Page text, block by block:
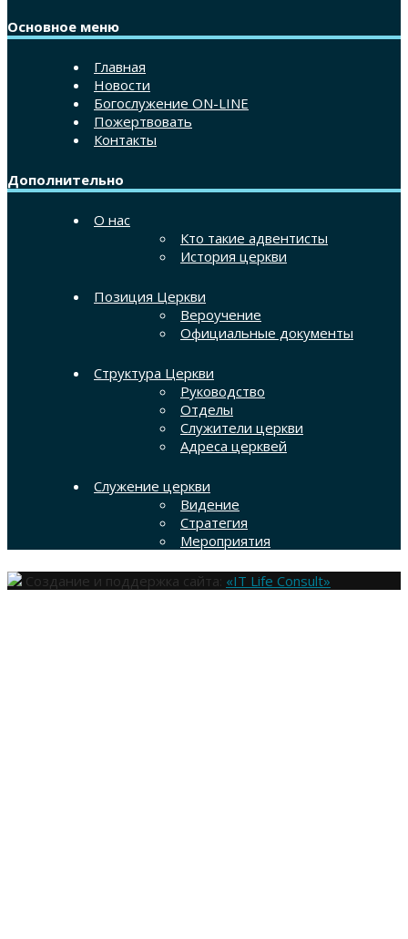
Основное меню
Главная
Новости
Богослужение ON-LINE
Пожертвовать
Контакты
Дополнительно
О нас
Кто такие адвентисты
История церкви
Позиция Церкви
Вероучение
Официальные документы
Структура Церкви
Руководство
Отделы
Служители церкви
Адреса церквей
Служение церкви
Видение
Стратегия
Мероприятия
Создание и поддержка сайта: «IT Life Consult»